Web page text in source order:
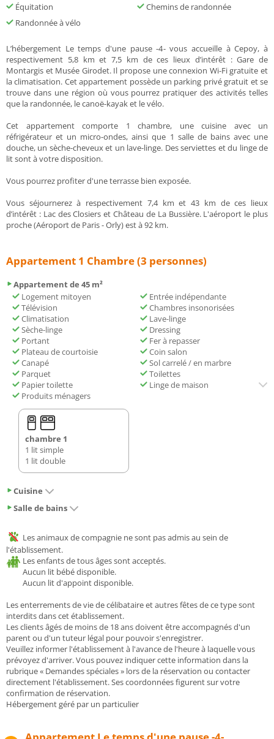
Équitation
Chemins de randonnée
Randonnée à vélo
L’hébergement Le temps d'une pause -4- vous accueille à Cepoy, à
respectivement 5,8 km et 7,5 km de ces lieux d’intérêt : Gare de
Montargis et Musée Girodet. Il propose une connexion Wi-Fi gratuite et
la climatisation. Cet appartement possède un parking privé gratuit et se
trouve dans une région où vous pourrez pratiquer des activités telles
que la randonnée, le canoë-kayak et le vélo.
Cet appartement comporte 1 chambre, une cuisine avec un
réfrigérateur et un micro-ondes, ainsi que 1 salle de bains avec une
douche, un sèche-cheveux et un lave-linge. Des serviettes et du linge de
lit sont à votre disposition.
Vous pourrez profiter d'une terrasse bien exposée.
Vous séjournerez à respectivement 7,4 km et 43 km de ces lieux
d’intérêt : Lac des Closiers et Château de La Bussière. L'aéroport le plus
proche (Aéroport de Paris - Orly) est à 92 km.
Appartement 1 Chambre (3 personnes)
Appartement de 45 m²
Logement mitoyen
Entrée indépendante
Télévision
Chambres insonorisées
Climatisation
Lave-linge
Sèche-linge
Dressing
Portant
Fer à repasser
Plateau de courtoisie
Coin salon
Canapé
Sol carrelé / en marbre
Parquet
Toilettes
Papier toilette
Linge de maison
Produits ménagers
chambre 1
1 lit simple
1 lit double
Cuisine
Salle de bains
Les animaux de compagnie ne sont pas admis au sein de
l'établissement.
Les enfants de tous âges sont acceptés.
Aucun lit bébé disponible.
Aucun lit d'appoint disponible.
Les enterrements de vie de célibataire et autres fêtes de ce type sont
interdits dans cet établissement.
Les clients âgés de moins de 18 ans doivent être accompagnés d'un
parent ou d'un tuteur légal pour pouvoir s'enregistrer.
Veuillez informer l'établissement à l'avance de l'heure à laquelle vous
prévoyez d'arriver. Vous pouvez indiquer cette information dans la
rubrique « Demandes spéciales » lors de la réservation ou contacter
directement l'établissement. Ses coordonnées figurent sur votre
confirmation de réservation.
Hébergement géré par un particulier